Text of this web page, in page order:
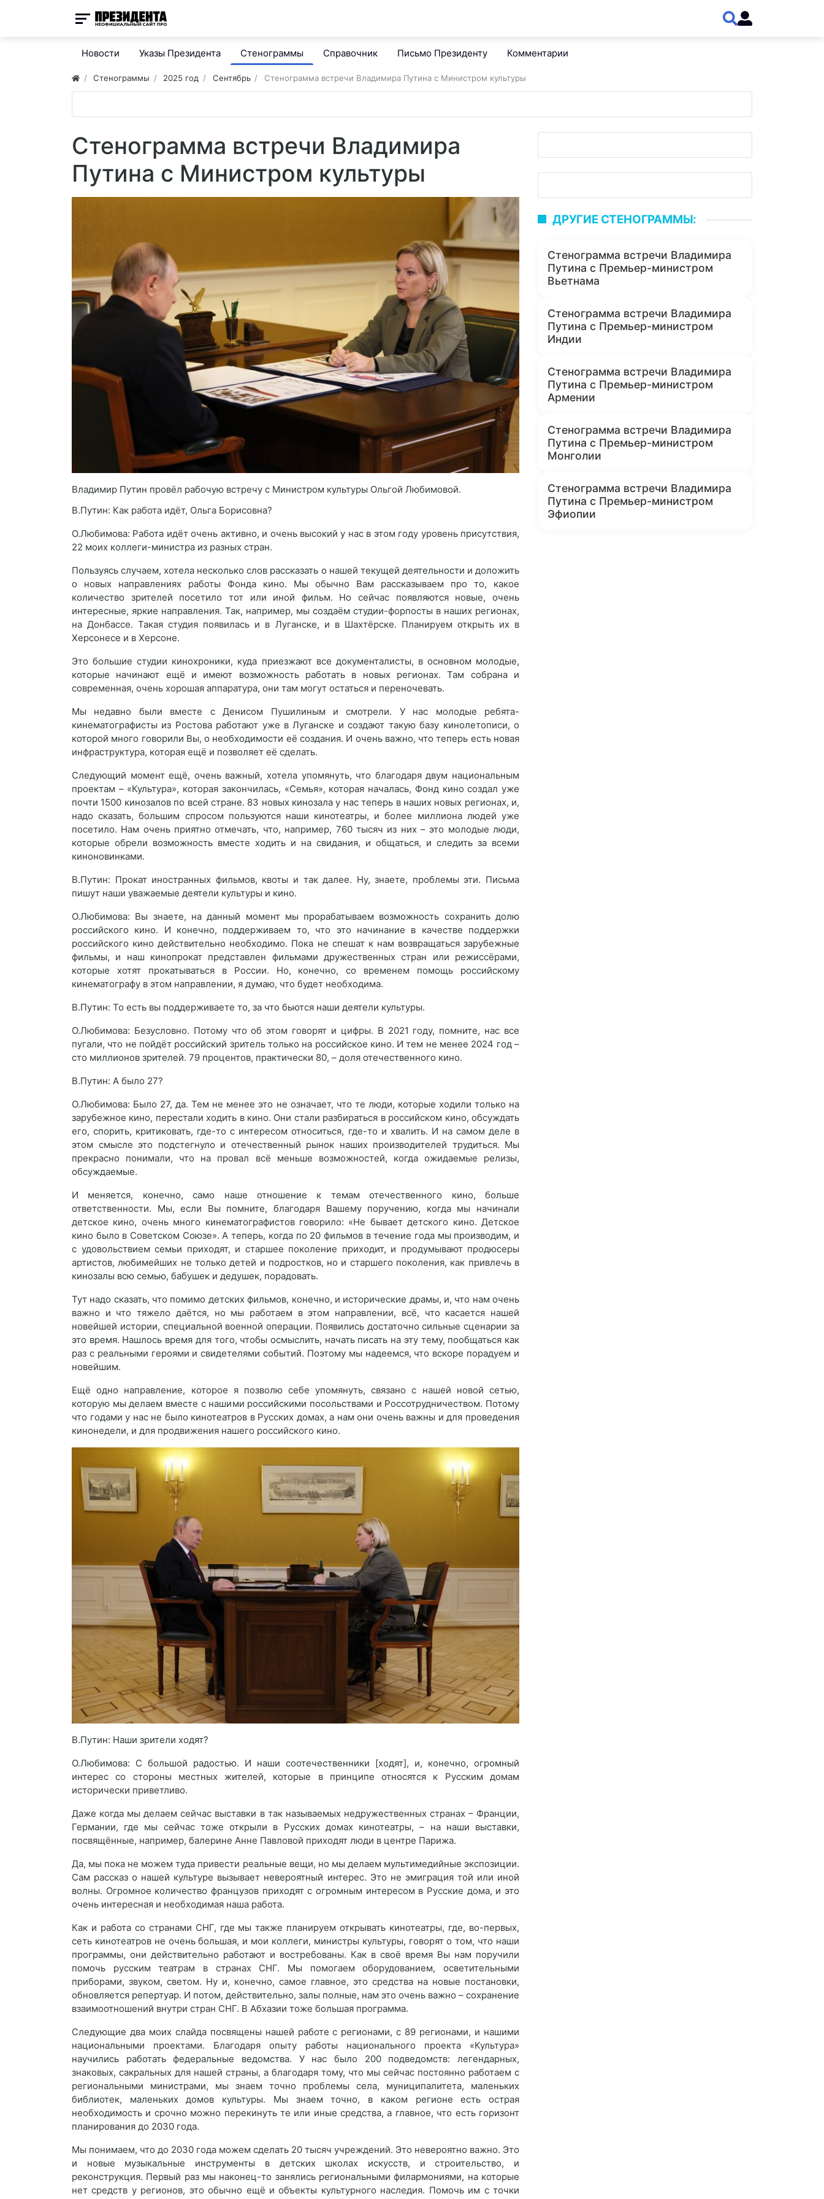
Новости Указы Президента Стенограммы Справочник Письмо Президенту Комментарии
Стенограммы 2025 год Сентябрь Стенограмма встречи Владимира Путина с Министром культуры
Стенограмма встречи Владимира
Путина с Министром культуры
Владимир Путин провёл рабочую встречу с Министром культуры Ольгой Любимовой.
В.Путин: Как работа идёт, Ольга Борисовна?
О.Любимова: Работа идёт очень активно, и очень высокий у нас в этом году уровень присутствия,
22 моих коллеги-министра из разных стран.
Пользуясь случаем, хотела несколько слов рассказать о нашей текущей деятельности и доложить
о новых направлениях работы Фонда кино. Мы обычно Вам рассказываем про то, какое
количество зрителей посетило тот или иной фильм. Но сейчас появляются новые, очень
интересные, яркие направления. Так, например, мы создаём студии-форпосты в наших регионах,
на Донбассе. Такая студия появилась и в Луганске, и в Шахтёрске. Планируем открыть их в
Херсонесе и в Херсоне.
Это большие студии кинохроники, куда приезжают все документалисты, в основном молодые,
которые начинают ещё и имеют возможность работать в новых регионах. Там собрана и
современная, очень хорошая аппаратура, они там могут остаться и переночевать.
Мы недавно были вместе с Денисом Пушилиным и смотрели. У нас молодые ребята-
кинематографисты из Ростова работают уже в Луганске и создают такую базу кинолетописи, о
которой много говорили Вы, о необходимости её создания. И очень важно, что теперь есть новая
инфраструктура, которая ещё и позволяет её сделать.
Следующий момент ещё, очень важный, хотела упомянуть, что благодаря двум национальным
проектам – «Культура», которая закончилась, «Семья», которая началась, Фонд кино создал уже
почти 1500 кинозалов по всей стране. 83 новых кинозала у нас теперь в наших новых регионах, и,
надо сказать, большим спросом пользуются наши кинотеатры, и более миллиона людей уже
посетило. Нам очень приятно отмечать, что, например, 760 тысяч из них – это молодые люди,
которые обрели возможность вместе ходить и на свидания, и общаться, и следить за всеми
киноновинками.
В.Путин: Прокат иностранных фильмов, квоты и так далее. Ну, знаете, проблемы эти. Письма
пишут наши уважаемые деятели культуры и кино.
О.Любимова: Вы знаете, на данный момент мы прорабатываем возможность сохранить долю
российского кино. И конечно, поддерживаем то, что это начинание в качестве поддержки
российского кино действительно необходимо. Пока не спешат к нам возвращаться зарубежные
фильмы, и наш кинопрокат представлен фильмами дружественных стран или режиссёрами,
которые хотят прокатываться в России. Но, конечно, со временем помощь российскому
кинематографу в этом направлении, я думаю, что будет необходима.
В.Путин: То есть вы поддерживаете то, за что бьются наши деятели культуры.
О.Любимова: Безусловно. Потому что об этом говорят и цифры. В 2021 году, помните, нас все
пугали, что не пойдёт российский зритель только на российское кино. И тем не менее 2024 год –
сто миллионов зрителей. 79 процентов, практически 80, – доля отечественного кино.
В.Путин: А было 27?
О.Любимова: Было 27, да. Тем не менее это не означает, что те люди, которые ходили только на
зарубежное кино, перестали ходить в кино. Они стали разбираться в российском кино, обсуждать
его, спорить, критиковать, где-то с интересом относиться, где-то и хвалить. И на самом деле в
этом смысле это подстегнуло и отечественный рынок наших производителей трудиться. Мы
прекрасно понимали, что на провал всё меньше возможностей, когда ожидаемые релизы,
обсуждаемые.
И меняется, конечно, само наше отношение к темам отечественного кино, больше
ответственности. Мы, если Вы помните, благодаря Вашему поручению, когда мы начинали
детское кино, очень много кинематографистов говорило: «Не бывает детского кино. Детское
кино было в Советском Союзе». А теперь, когда по 20 фильмов в течение года мы производим, и
с удовольствием семьи приходят, и старшее поколение приходит, и продумывают продюсеры
артистов, любимейших не только детей и подростков, но и старшего поколения, как привлечь в
кинозалы всю семью, бабушек и дедушек, порадовать.
Тут надо сказать, что помимо детских фильмов, конечно, и исторические драмы, и, что нам очень
важно и что тяжело даётся, но мы работаем в этом направлении, всё, что касается нашей
новейшей истории, специальной военной операции. Появились достаточно сильные сценарии за
это время. Нашлось время для того, чтобы осмыслить, начать писать на эту тему, пообщаться как
раз с реальными героями и свидетелями событий. Поэтому мы надеемся, что вскоре порадуем и
новейшим.
Ещё одно направление, которое я позволю себе упомянуть, связано с нашей новой сетью,
которую мы делаем вместе с нашими российскими посольствами и Россотрудничеством. Потому
что годами у нас не было кинотеатров в Русских домах, а нам они очень важны и для проведения
кинонедели, и для продвижения нашего российского кино.
В.Путин: Наши зрители ходят?
О.Любимова: С большой радостью. И наши соотечественники [ходят], и, конечно, огромный
интерес со стороны местных жителей, которые в принципе относятся к Русским домам
исторически приветливо.
Даже когда мы делаем сейчас выставки в так называемых недружественных странах – Франции,
Германии, где мы сейчас тоже открыли в Русских домах кинотеатры, – на наши выставки,
посвящённые, например, балерине Анне Павловой приходят люди в центре Парижа.
Да, мы пока не можем туда привести реальные вещи, но мы делаем мультимедийные экспозиции.
Сам рассказ о нашей культуре вызывает невероятный интерес. Это не эмиграция той или иной
волны. Огромное количество французов приходят с огромным интересом в Русские дома, и это
очень интересная и необходимая наша работа.
Как и работа со странами СНГ, где мы также планируем открывать кинотеатры, где, во-первых,
сеть кинотеатров не очень большая, и мои коллеги, министры культуры, говорят о том, что наши
программы, они действительно работают и востребованы. Как в своё время Вы нам поручили
помочь русским театрам в странах СНГ. Мы помогаем оборудованием, осветительными
приборами, звуком, светом. Ну и, конечно, самое главное, это средства на новые постановки,
обновляется репертуар. И потом, действительно, залы полные, нам это очень важно – сохранение
взаимоотношений внутри стран СНГ. В Абхазии тоже большая программа.
Следующие два моих слайда посвящены нашей работе с регионами, с 89 регионами, и нашими
национальными проектами. Благодаря опыту работы национального проекта «Культура»
научились работать федеральные ведомства. У нас было 200 подведомств: легендарных,
знаковых, сакральных для нашей страны, а благодаря тому, что мы сейчас постоянно работаем с
региональными министрами, мы знаем точно проблемы села, муниципалитета, маленьких
библиотек, маленьких домов культуры. Мы знаем точно, в каком регионе есть острая
необходимость и срочно можно перекинуть те или иные средства, а главное, что есть горизонт
планирования до 2030 года.
Мы понимаем, что до 2030 года можем сделать 20 тысяч учреждений. Это невероятно важно. Это
и новые музыкальные инструменты в детских школах искусств, и строительство, и
реконструкция. Первый раз мы наконец-то занялись региональными филармониями, на которые
нет средств у регионов, это обычно ещё и объекты культурного наследия. Помочь им с точки
ДРУГИЕ СТЕНОГРАММЫ:
Стенограмма встречи Владимира
Путина с Премьер-министром
Вьетнама
Стенограмма встречи Владимира
Путина с Премьер-министром
Индии
Стенограмма встречи Владимира
Путина с Премьер-министром
Армении
Стенограмма встречи Владимира
Путина с Премьер-министром
Монголии
Стенограмма встречи Владимира
Путина с Премьер-министром
Эфиопии